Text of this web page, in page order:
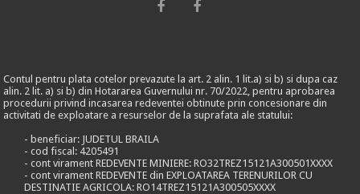
Contul pentru plata cotelor prevazute la art. 2 alin. 1 lit.a) si b) si dupa caz
alin. 2 lit. a) si b) din Hotararea Guvernului nr. 70/2022, pentru aprobarea
procedurii privind incasarea redeventei obtinute prin concesionare din
activitati de exploatare a resurselor de la suprafata ale statului:
- beneficiar: JUDETUL BRAILA
- cod fiscal: 4205491
- cont virament REDEVENTE MINIERE: RO32TREZ15121A300501XXXX
- cont virament REDEVENTE din EXPLOATAREA TERENURILOR CU
DESTINATIE AGRICOLA: RO14TREZ15121A300505XXXX